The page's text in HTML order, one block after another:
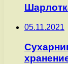
05.11.2021